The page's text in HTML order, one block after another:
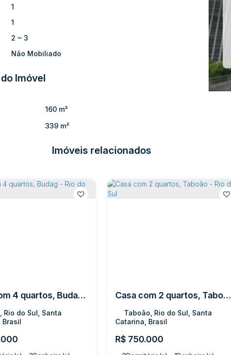
1
1
2 ~ 3
Não Mobiliado
Imóvel
160 m²
339 m²
Imóveis relacionados
Casa com 4 quartos, Budag - Rio do Sul
Rio do Sul, Santa
Brasil
Casa com 2 quartos, Taboão - Rio do Sul
R$ 750.000
Taboão, Rio do Sul, Santa
Catarina, Brasil